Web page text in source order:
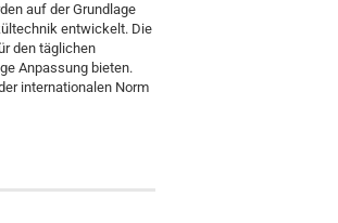
auf der Grundlage
entwickelt. Die
den täglichen
Anpassung bieten.
internationalen Norm